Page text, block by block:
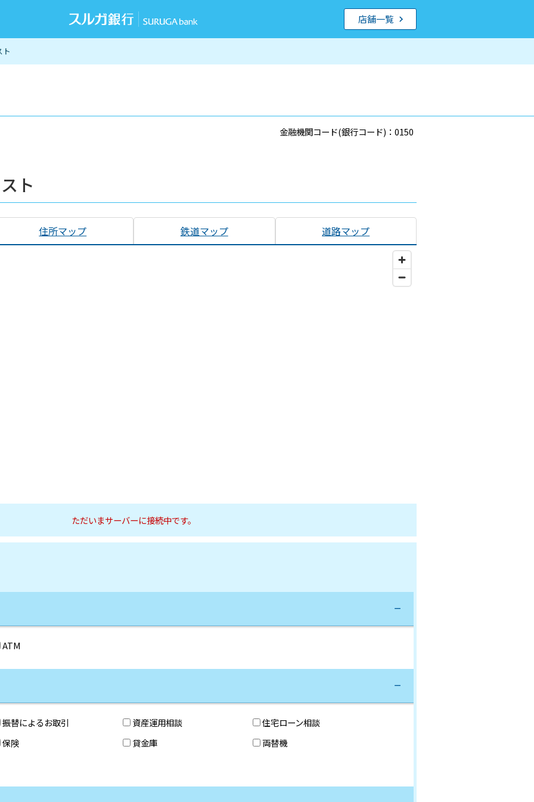
ト
店舗一覧
金融機関コード(銀行コード)：0150
ト
住所マップ 鉄道マップ 道路マップ
ただいまサーバーに接続中です。
ATM
振替によるお取引 資産運用相談
住宅ローン相談
保険 貸金庫
両替機